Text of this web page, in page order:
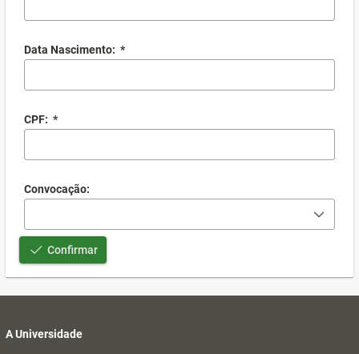
Data Nascimento: *
CPF: *
Convocação:
Confirmar
A Universidade